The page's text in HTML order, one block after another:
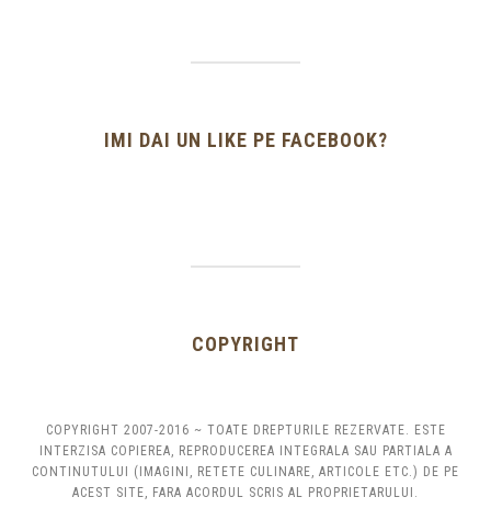
IMI DAI UN LIKE PE FACEBOOK?
COPYRIGHT
COPYRIGHT 2007-2016 ~ TOATE DREPTURILE REZERVATE. ESTE
INTERZISA COPIEREA, REPRODUCEREA INTEGRALA SAU PARTIALA A
CONTINUTULUI (IMAGINI, RETETE CULINARE, ARTICOLE ETC.) DE PE
ACEST SITE, FARA ACORDUL SCRIS AL PROPRIETARULUI.